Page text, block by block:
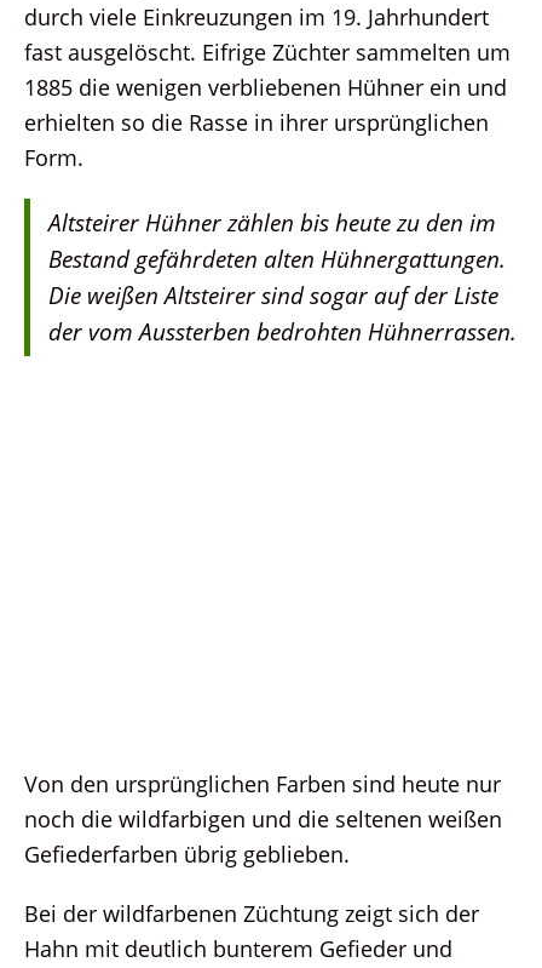
durch viele Einkreuzungen im 19. Jahrhundert
fast ausgelöscht. Eifrige Züchter sammelten um
1885 die wenigen verbliebenen Hühner ein und
erhielten so die Rasse in ihrer ursprünglichen
Form.
Altsteirer Hühner zählen bis heute zu den im
Bestand gefährdeten alten Hühnergattungen.
Die weißen Altsteirer sind sogar auf der Liste
der vom Aussterben bedrohten Hühnerrassen.
Von den ursprünglichen Farben sind heute nur
noch die wildfarbigen und die seltenen weißen
Gefiederfarben übrig geblieben.
Bei der wildfarbenen Züchtung zeigt sich der
Hahn mit deutlich bunterem Gefieder und